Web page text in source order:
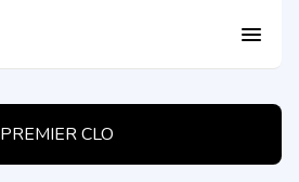
menu
PREMIER CLO